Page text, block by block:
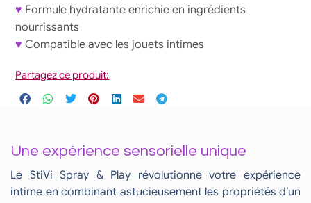
♥ Formule hydratante enrichie en ingrédients
nourrissants
♥ Compatible avec les jouets intimes
Partagez ce produit:
Une expérience sensorielle unique
Le StiVi Spray & Play révolutionne votre expérience
intime en combinant astucieusement les propriétés d’un